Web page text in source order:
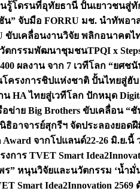
นรู้โดรนที่อุทัยธานี ปั้นเยาวชนสู่
น” จับมือ FORRU มช. นำทัพอา
ขับเคลื่อนงานวิจัย พลิกอนาคตไ
วัตกรรมพัฒนาชุมชนTPQI x
ผลงาน จาก 7 เวทีโลก “ยศช
ครงการชิปแห่งชาติ ปั้นไทยสู่ฮับ
HA ไทยสู่เวทีโลก ปักหมุด
ข่าย Big Brothers ขับเคลื่อน “
ธิอาจารย์สุกรีฯ จัดประลองยอด
Award จากโปแลนด์22-26 มิ.ย.นี้
าร TVET Smart
ร” หนุนวิจัยและนวัตกรรม ‘น้ำมั่
Smart Idea2Innovation 2569